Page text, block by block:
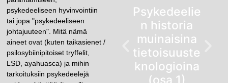
psykedeeliseen hyvinvointiin
tai jopa "psykedeeliseen
johtajuuteen". Mitä nämä
aineet ovat (kuten taikasienet /
psilosybiinipitoiset tryffelit,
LSD, ayahuasca) ja mihin
tarkoituksiin psykedeelejä
Psykedeelie
n historia
muinaisina
tietoisuuste
knologioina
(osa 1)